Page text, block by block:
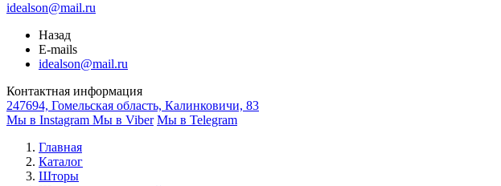
idealson@mail.ru
Назад
E-mails
idealson@mail.ru
Контактная информация
247694, Гомельская область, Калинковичи, 83
Мы в Instagram Мы в Viber Мы в Telegram
Главная
Каталог
Шторы